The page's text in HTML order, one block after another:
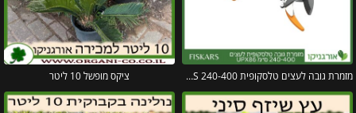
מזמרת גובה לעצים טלסקופית 240-400 UPX86 FISKARS ציקס מופשל 10 ליטר